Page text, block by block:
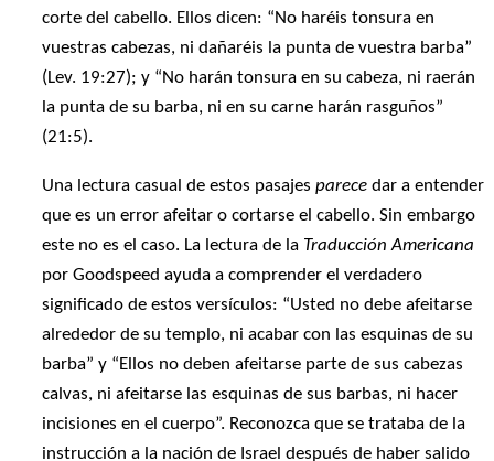
corte del cabello. Ellos dicen: “No haréis tonsura en
vuestras cabezas, ni dañaréis la punta de vuestra barba”
(Lev. 19:27); y “No harán tonsura en su cabeza, ni raerán
la punta de su barba, ni en su carne harán rasguños”
(21:5).
Una lectura casual de estos pasajesparece dar a entender
que es un error afeitar o cortarse el cabello. Sin embargo
este no es el caso. La lectura de la Traducción Americana
por Goodspeed ayuda a comprender el verdadero
significado de estos versículos: “Usted no debe afeitarse
alrededor de su templo, ni acabar con las esquinas de su
barba” y “Ellos no deben afeitarse parte de sus cabezas
calvas, ni afeitarse las esquinas de sus barbas, ni hacer
incisiones en el cuerpo”. Reconozca que se trataba de la
instrucción a la nación de Israel después de haber salido